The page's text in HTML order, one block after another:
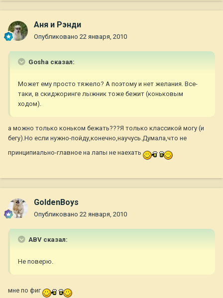
Аня и Рэнди
Опубликовано 22 января, 2010
Gosha сказал:
Может ему просто тяжело? А поэтому и нет желания. Все-
таки, в скиджоринге лыжник тоже бежит (коньковым
ходом).
а можно только коньком бежать???Я только классикой могу (и
бегу).Но если нужно-пойду,конечно,научусь.Думала,что не
принципиально-главное на лапы не наехать
GoldenBoys
Опубликовано 22 января, 2010
ABV сказал:
Не поверю.
мне по фиг